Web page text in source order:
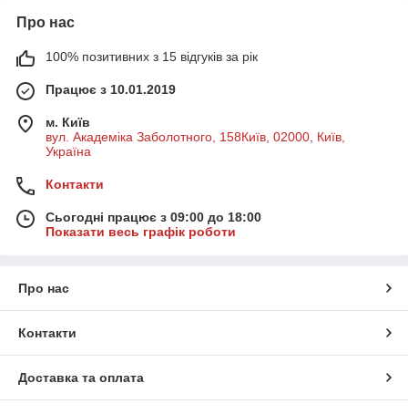
Про нас
100% позитивних з 15 відгуків за рік
Працює з 10.01.2019
м. Київ
вул. Академіка Заболотного, 158Київ, 02000, Київ,
Україна
Контакти
Сьогодні працює з 09:00 до 18:00
Показати весь графік роботи
Про нас
Контакти
Доставка та оплата